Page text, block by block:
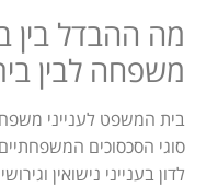
מה ההבדל בין
משפחה לבין
בית המשפט לענייני
סוגי הסכסוכים
לדון בענייני נישואין